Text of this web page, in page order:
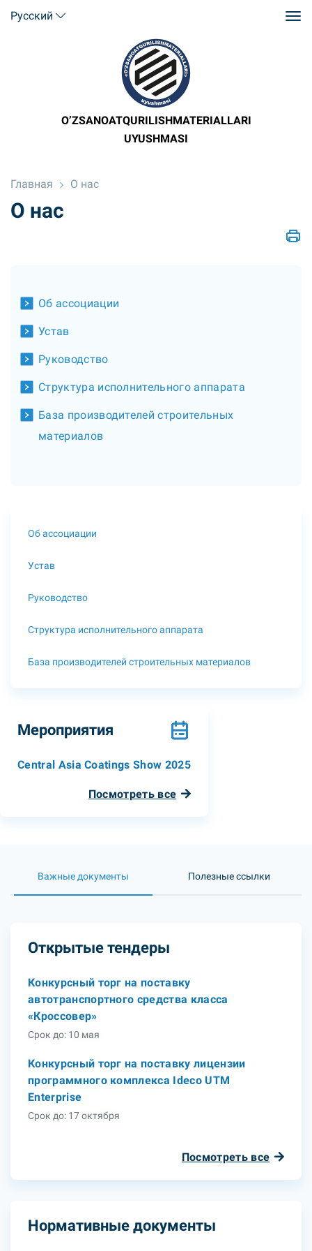
Русский
O’ZSANOATQURILISHMATERIALLARI
UYUSHMASI
Главная О нас
О нас
Об ассоциации
Устав
Руководство
Структура исполнительного аппарата
База производителей строительных
материалов
Об ассоциации
Устав
Руководство
Структура исполнительного аппарата
База производителей строительных материалов
Мероприятия
Central Asia Coatings Show 2025
Посмотреть все
Важные документы Полезные ссылки
Открытые тендеры
Конкурсный торг на поставку
автотранспортного средства класса
«Кроссовер»
Срок до: 10 мая
Конкурсный торг на поставку лицензии
программного комплекса Ideco UTM
Enterprise
Срок до: 17 октября
Посмотреть все
Нормативные документы